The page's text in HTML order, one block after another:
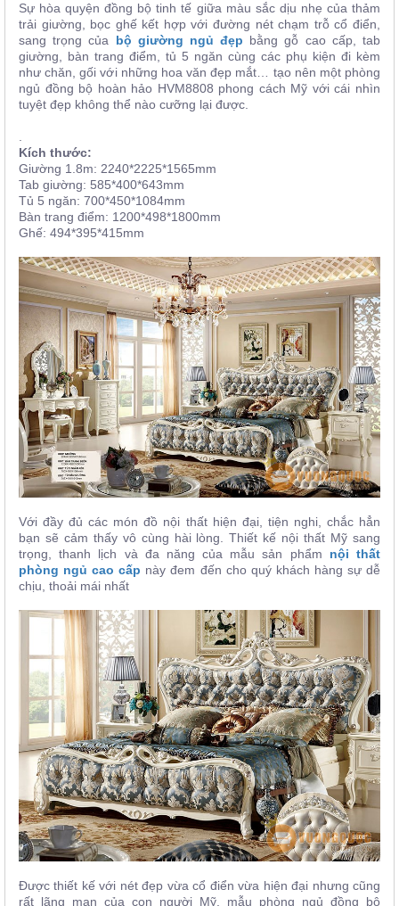
Sự hòa quyện đồng bộ tinh tế giữa màu sắc dịu nhẹ của thảm
trải giường, bọc ghế kết hợp với đường nét chạm trỗ cổ điển,
sang trọng của bộ giường ngủ đẹp bằng gỗ cao cấp, tab
giường, bàn trang điểm, tủ 5 ngăn cùng các phụ kiện đi kèm
như chăn, gối với những hoa văn đẹp mắt… tạo nên một phòng
ngủ đồng bộ hoàn hảo HVM8808 phong cách Mỹ với cái nhìn
tuyệt đẹp không thể nào cưỡng lại được.
.
Kích thước:
Giường 1.8m: 2240*2225*1565mm
Tab giường: 585*400*643mm
Tủ 5 ngăn: 700*450*1084mm
Bàn trang điểm: 1200*498*1800mm
Ghế: 494*395*415mm
Với đầy đủ các món đồ nội thất hiện đại, tiện nghi, chắc hẳn
bạn sẽ cảm thấy vô cùng hài lòng. Thiết kế nội thất Mỹ sang
trọng, thanh lịch và đa năng của mẫu sản phẩm nội thất
phòng ngủ cao cấp này đem đến cho quý khách hàng sự dễ
chịu, thoải mái nhất
Được thiết kế với nét đẹp vừa cổ điển vừa hiện đại nhưng cũng
rất lãng mạn của con người Mỹ, mẫu phòng ngủ đồng bộ